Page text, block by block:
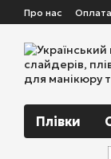
Перейти до
Про нас
Плівки